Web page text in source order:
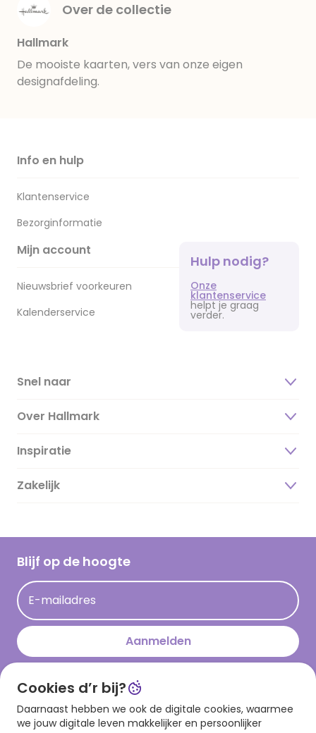
Over de collectie
Hallmark
De mooiste kaarten, vers van onze eigen
designafdeling.
Info en hulp
Klantenservice
Bezorginformatie
Mijn account
Nieuwsbrief voorkeuren
Kalenderservice
Hulp nodig?
Onze
klantenservice
helpt je graag
verder.
Snel naar
Over Hallmark
Over ons
Duurzaamheid
Hallmark Kaartclub
Acties
Persberichten
Hallmark en Kinderpostzegels
Inspiratie
Magazine
Cadeau inspiratie
Kaartinspiratie
Zakelijk
Blijf op de hoogte
E-mailadres
Aanmelden
Download onze app
Cookies d’r bij?
Daarnaast hebben we ook de digitale cookies, waarmee
we jouw digitale leven makkelijker en persoonlijker